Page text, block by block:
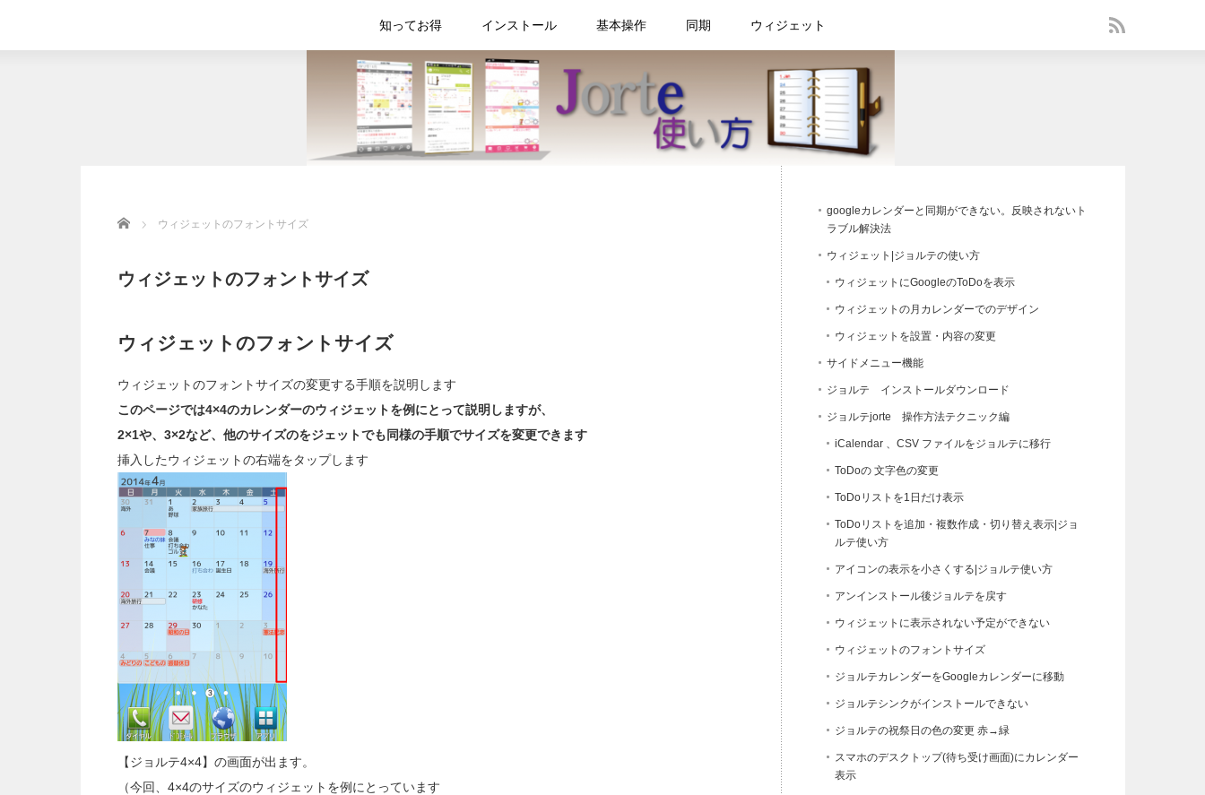
知ってお得 インストール 基本操作 同期 ウィジェット
Home ウィジェットのフォントサイズ
ウィジェットのフォントサイズ
ウィジェットのフォントサイズ
ウィジェットのフォントサイズの変更する手順を説明します
このページでは4×4のカレンダーのウィジェットを例にとって説明しますが、
2×1や、3×2など、他のサイズのをジェットでも同様の手順でサイズを変更できます
挿入したウィジェットの右端をタップします
【ジョルテ4×4】の画面が出ます。
（今回、4×4のサイズのウィジェットを例にとっています
googleカレンダーと同期ができない。反映されないト
ラブル解決法
ウィジェット|ジョルテの使い方
ウィジェットにGoogleのToDoを表示
ウィジェットの月カレンダーでのデザイン
ウィジェットを設置・内容の変更
サイドメニュー機能
ジョルテ インストールダウンロード
ジョルテjorte 操作方法テクニック編
iCalendar 、CSV ファイルをジョルテに移行
ToDoの 文字色の変更
ToDoリストを1日だけ表示
ToDoリストを追加・複数作成・切り替え表示|ジョ
ルテ使い方
アイコンの表示を小さくする|ジョルテ使い方
アンインストール後ジョルテを戻す
ウィジェットに表示されない予定ができない
ウィジェットのフォントサイズ
ジョルテカレンダーをGoogleカレンダーに移動
ジョルテシンクがインストールできない
ジョルテの祝祭日の色の変更 赤→緑
スマホのデスクトップ(待ち受け画面)にカレンダー
表示